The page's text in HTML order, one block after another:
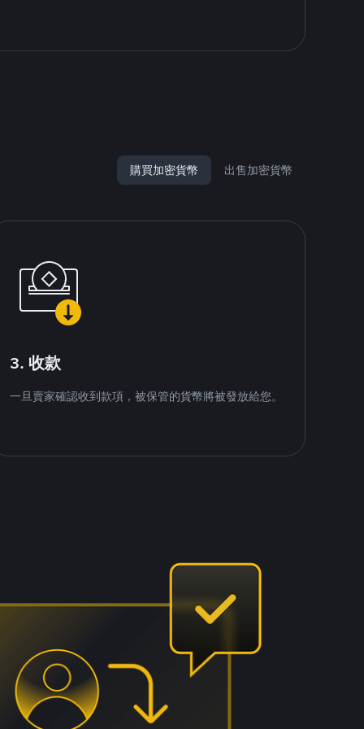
購買加密貨幣 出售加密貨幣
3. 收款
一旦賣家確認收到款項，被保管的貨幣將被發放給您。